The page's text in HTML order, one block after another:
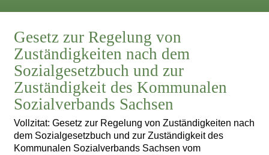
Gesetz zur Regelung von
Zuständigkeiten nach dem
Sozialgesetzbuch und zur
Zuständigkeit des Kommunalen
Sozialverbands Sachsen
Vollzitat: Gesetz zur Regelung von Zuständigkeiten nach
dem Sozialgesetzbuch und zur Zuständigkeit des
Kommunalen Sozialverbands Sachsen vom